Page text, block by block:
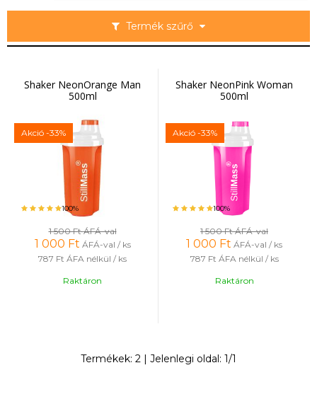
Termék szűrő
Shaker NeonOrange Man
500ml
Akció -33%
100%
1 500 FtÁFÁ-val
1 000 Ft ÁFÁ-val / ks
787 Ft ÁFA nélkül / ks
Raktáron
Shaker NeonPink Woman
500ml
Akció -33%
100%
1 500 FtÁFÁ-val
1 000 Ft ÁFÁ-val / ks
787 Ft ÁFA nélkül / ks
Raktáron
Termékek: 2 | Jelenlegi oldal: 1/1